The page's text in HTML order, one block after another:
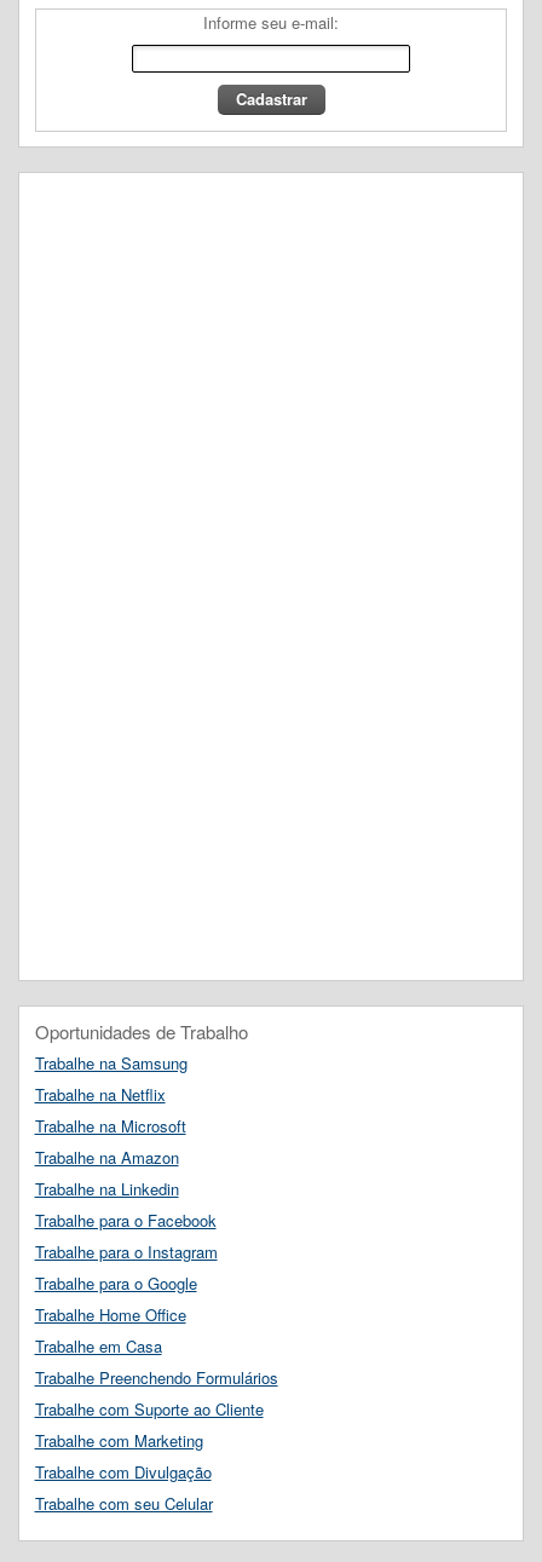
Informe seu e-mail:
Oportunidades de Trabalho
Trabalhe na Samsung
Trabalhe na Netflix
Trabalhe na Microsoft
Trabalhe na Amazon
Trabalhe na Linkedin
Trabalhe para o Facebook
Trabalhe para o Instagram
Trabalhe para o Google
Trabalhe Home Office
Trabalhe em Casa
Trabalhe Preenchendo Formulários
Trabalhe com Suporte ao Cliente
Trabalhe com Marketing
Trabalhe com Divulgação
Trabalhe com seu Celular